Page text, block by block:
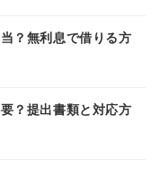
？無利息で借りる方
？提出書類と対応方